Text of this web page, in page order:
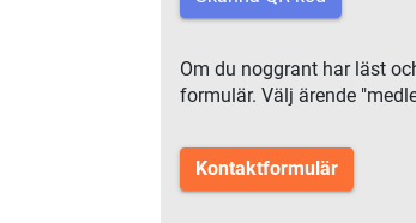
Om du noggrant har läst
formulär. Välj ärende
Kontaktformulär